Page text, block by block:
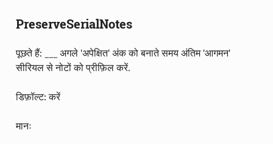
PreserveSerialNotes
पूछते हैं: ___ अगले 'अपेक्षित' अंक को बनाते समय अंतिम 'आगमन'
सीरियल से नोटों को प्रीफ़िल करें.
डिफ़ॉल्ट: करें
मानः